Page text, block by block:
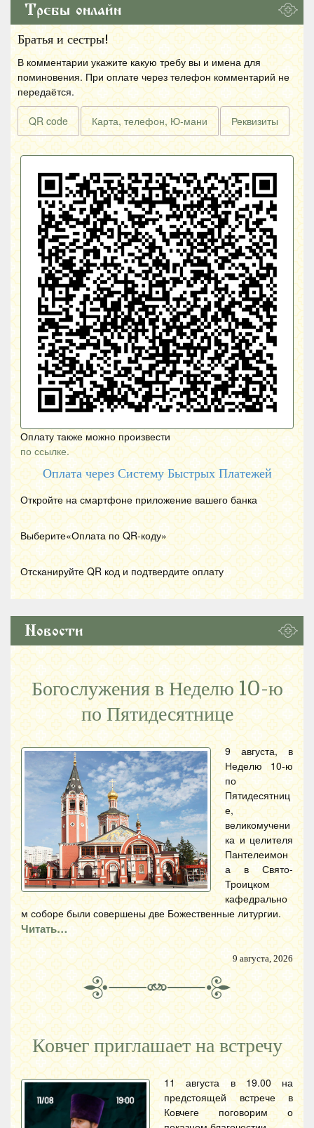
Требы онлайн
Братья и сестры!
В комментарии укажите какую требу вы и имена для
поминовения. При оплате через телефон комментарий не
передаётся.
QR code Карта, телефон, Ю-мани Реквизиты
Оплату также можно произвести
по ссылке.
Оплата через Систему Быстрых Платежей
Откройте на смартфоне приложение вашего банка
Выберите«Оплата по QR-коду»
Отсканируйте QR код и подтвердите оплату
Новости
Богослужения в Неделю 10-ю
по Пятидесятнице
9 августа, в
Неделю 10-ю
по
Пятидесятниц
е,
великомучени
ка и целителя
Пантелеимон
а в Свято-
Троицком
кафедрально
м соборе были совершены две Божественные литургии.
Читать…
9 августа, 2026
Ковчег приглашает на встречу
11 августа в 19.00 на
предстоящей встрече в
Ковчеге поговорим о